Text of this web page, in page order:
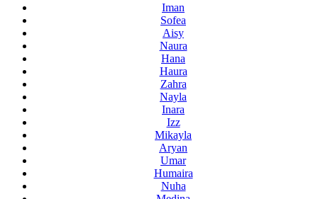
Iman
Sofea
Aisy
Naura
Hana
Haura
Zahra
Nayla
Inara
Izz
Mikayla
Aryan
Umar
Humaira
Nuha